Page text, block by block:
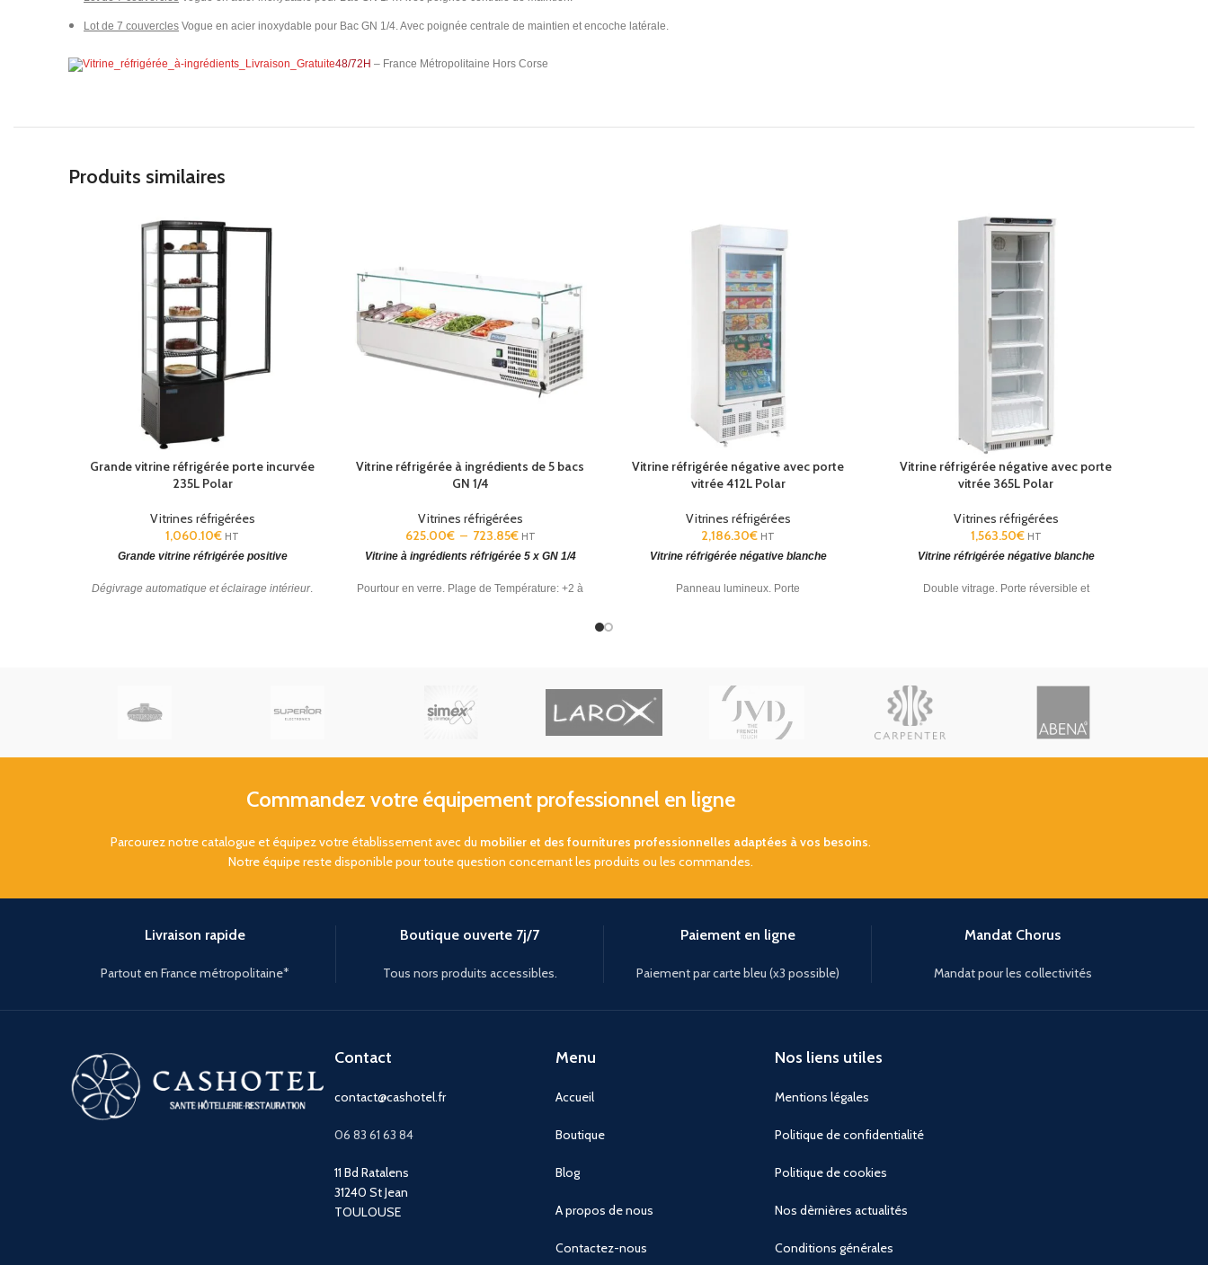
Lot de 7 couvercles Vogue en acier inoxydable pour Bac GN 1/4. Avec poignée centrale de maintien et encoche latérale.
48/72H – France Métropolitaine Hors Corse
Produits similaires
Grande vitrine réfrigérée porte incurvée
235L Polar
Vitrines réfrigérées
1,060.10€ HT
Grande vitrine réfrigérée positive
Dégivrage automatique et éclairage intérieur.
Vitrine réfrigérée à ingrédients de 5 bacs
GN 1/4
Vitrines réfrigérées
625.00€ – 723.85€ HT
Vitrine à ingrédients réfrigérée 5 x GN 1/4
Pourtour en verre. Plage de Température: +2 à
Vitrine réfrigérée négative avec porte
vitrée 412L Polar
Vitrines réfrigérées
2,186.30€ HT
Vitrine réfrigérée négative blanche
Panneau lumineux. Porte
Vitrine réfrigérée négative avec porte
vitrée 365L Polar
Vitrines réfrigérées
1,563.50€ HT
Vitrine réfrigérée négative blanche
Double vitrage. Porte réversible et
Commandez votre équipement professionnel en ligne
Parcourez notre catalogue et équipez votre établissement avec du mobilier et des fournitures professionnelles adaptées à vos besoins.
Notre équipe reste disponible pour toute question concernant les produits ou les commandes.
Livraison rapide
Partout en France métropolitaine*
Boutique ouverte 7j/7
Tous nors produits accessibles.
Paiement en ligne
Paiement par carte bleu (x3 possible)
Mandat Chorus
Mandat pour les collectivités
Contact
contact@cashotel.fr
06 83 61 63 84
11 Bd Ratalens
31240 St Jean
TOULOUSE
Menu
Accueil
Boutique
Blog
A propos de nous
Contactez-nous
Nos liens utiles
Mentions légales
Politique de confidentialité
Politique de cookies
Nos dèrnières actualités
Conditions générales